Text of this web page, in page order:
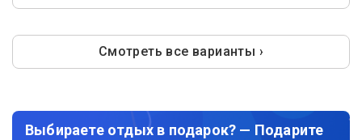
Смотреть все варианты ›
Выбираете отдых в подарок? — Подарите